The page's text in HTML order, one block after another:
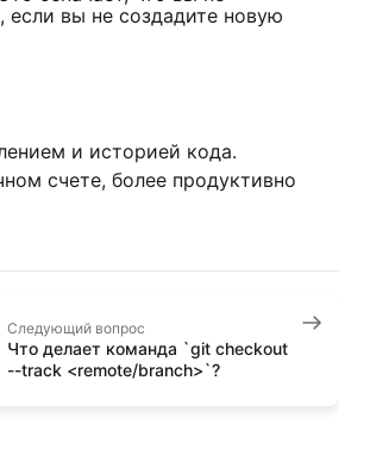
если вы не создадите новую
и историей кода.
счете, более продуктивно
Следующий вопрос
Что делает команда `git checkout
--track <remote/branch>`?